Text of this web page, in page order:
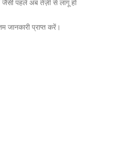
जैसी पहलें अब तेज़ी से लागू हो
प्राप्त करें।